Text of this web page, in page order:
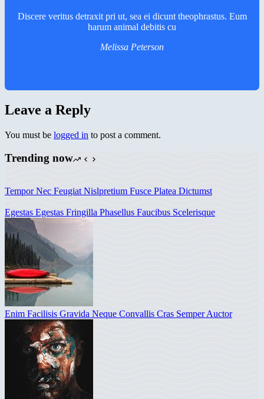
Discere veritus detraxit pri ut, sea ei dicunt theophrastus. Eum
harum animal debitis cu
Melissa Peterson
Leave a Reply
You must be logged in to post a comment.
Trending now
Tempor Nec Feugiat Nislpretium Fusce Platea Dictumst
Egestas Egestas Fringilla Phasellus Faucibus Scelerisque
Enim Facilisis Gravida Neque Convallis Cras Semper Auctor